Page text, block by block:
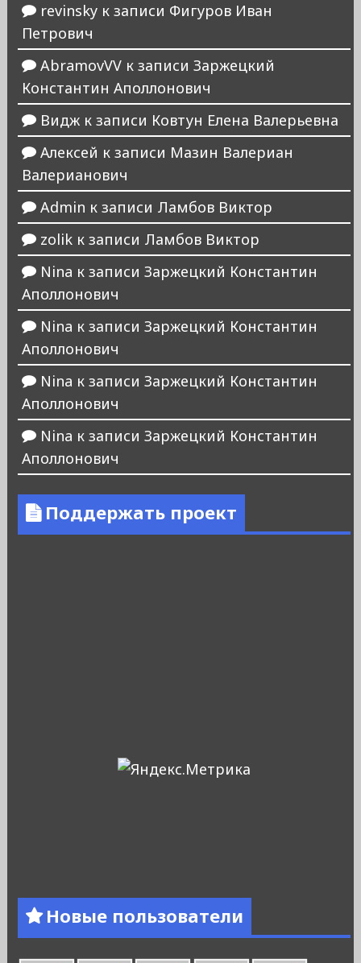
revinskyк записи Фигуров Иван
Петрович
AbramovVVк записи Заржецкий
Константин Аполлонович
Виджк записи Ковтун Елена Валерьевна
Алексей к записи Мазин Валериан
Валерианович
Admin к записи Ламбов Виктор
zolikк записи Ламбов Виктор
Nina к записи Заржецкий Константин
Аполлонович
Nina к записи Заржецкий Константин
Аполлонович
Nina к записи Заржецкий Константин
Аполлонович
Nina к записи Заржецкий Константин
Аполлонович
Поддержать проект
Новые пользователи